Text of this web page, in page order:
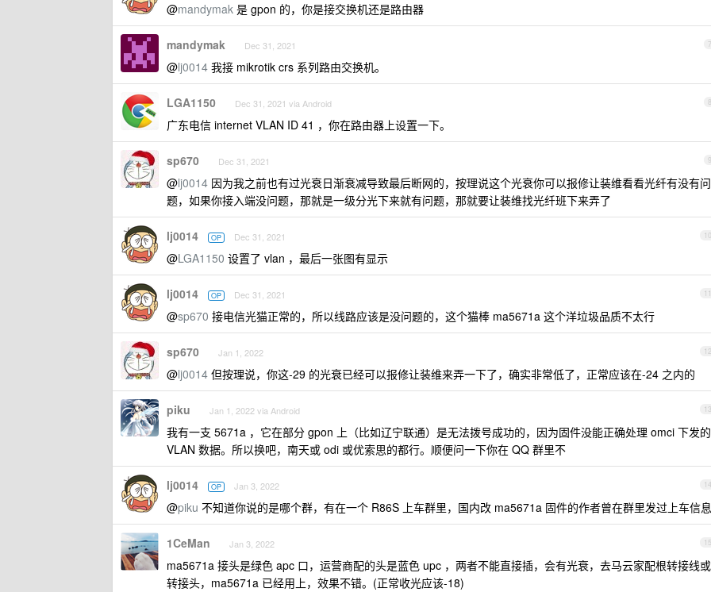
@mandymak 是 gpon 的，你是接交换机还是路由器
7
mandymak Dec 31, 2021
@lj0014 我接 mikrotik crs 系列路由交换机。
8
LGA1150 Dec 31, 2021 via Android
广东电信 internet VLAN ID 41 ，你在路由器上设置一下。
9
sp670 Dec 31, 2021
@lj0014 因为我之前也有过光衰日渐衰减导致最后断网的，按理说这个光衰你可以报修让装维看看光纤有没有问
题，如果你接入端没问题，那就是一级分光下来就有问题，那就要让装维找光纤班下来弄了
10
lj0014 OP Dec 31, 2021
@LGA1150 设置了 vlan ，最后一张图有显示
11
lj0014 OP Dec 31, 2021
@sp670 接电信光猫正常的，所以线路应该是没问题的，这个猫棒 ma5671a 这个洋垃圾品质不太行
12
sp670 Jan 1, 2022
@lj0014 但按理说，你这-29 的光衰已经可以报修让装维来弄一下了，确实非常低了，正常应该在-24 之内的
13
piku Jan 1, 2022 via Android
我有一支 5671a ，它在部分 gpon 上（比如辽宁联通）是无法拨号成功的，因为固件没能正确处理 omci 下发的
VLAN 数据。所以换吧，南天或 odi 或优索思的都行。顺便问一下你在 QQ 群里不
14
lj0014 OP Jan 3, 2022
@piku 不知道你说的是哪个群，有在一个 R86S 上车群里，国内改 ma5671a 固件的作者曾在群里发过上车信息
15
1CeMan Jan 3, 2022
ma5671a 接头是绿色 apc 口，运营商配的头是蓝色 upc ，两者不能直接插，会有光衰，去马云家配根转接线或
转接头，ma5671a 已经用上，效果不错。(正常收光应该-18)